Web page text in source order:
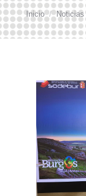
Estás aquí:
Inicio Noticias